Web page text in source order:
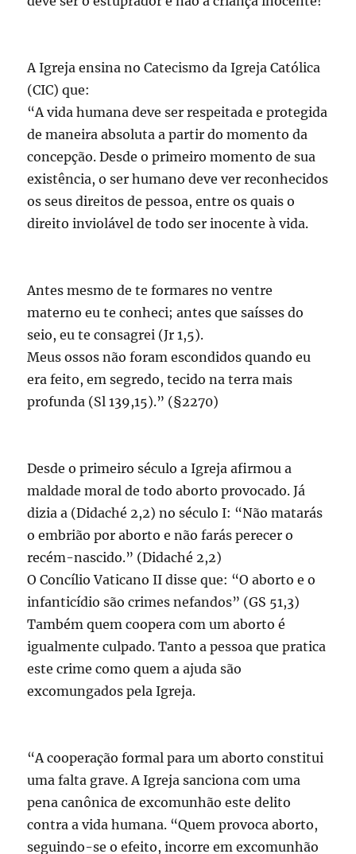
A Igreja ensina no Catecismo da Igreja Católica
(CIC) que:
“A vida humana deve ser respeitada e protegida
de maneira absoluta a partir do momento da
concepção. Desde o primeiro momento de sua
existência, o ser humano deve ver reconhecidos
os seus direitos de pessoa, entre os quais o
direito inviolável de todo ser inocente à vida.
Antes mesmo de te formares no ventre
materno eu te conheci; antes que saísses do
seio, eu te consagrei (Jr 1,5).
Meus ossos não foram escondidos quando eu
era feito, em segredo, tecido na terra mais
profunda (Sl 139,15).” (§2270)
Desde o primeiro século a Igreja afirmou a
maldade moral de todo aborto provocado. Já
dizia a (Didaché 2,2) no século I: “Não matarás
o embrião por aborto e não farás perecer o
recém-nascido.” (Didaché 2,2)
O Concílio Vaticano II disse que: “O aborto e o
infanticídio são crimes nefandos” (GS 51,3)
Também quem coopera com um aborto é
igualmente culpado. Tanto a pessoa que pratica
este crime como quem a ajuda são
excomungados pela Igreja.
“A cooperação formal para um aborto constitui
uma falta grave. A Igreja sanciona com uma
pena canônica de excomunhão este delito
contra a vida humana. “Quem provoca aborto,
seguindo-se o efeito, incorre em excomunhão